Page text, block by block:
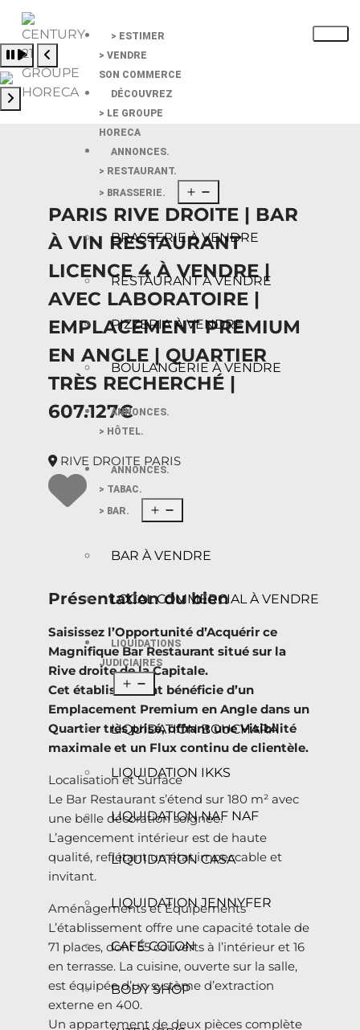
> ESTIMER
> VENDRE
SON COMMERCE
DÉCOUVREZ
> LE GROUPE
HORECA
ANNONCES.
> RESTAURANT.
> BRASSERIE.
BRASSERIE À VENDRE
RESTAURANT À VENDRE
PIZZERIA À VENDRE
BOULANGERIE À VENDRE
ANNONCES.
> HÔTEL.
ANNONCES.
> TABAC.
> BAR.
BAR À VENDRE
LOCAL COMMERCIAL À VENDRE
LIQUIDATIONS
JUDICIAIRES
LIQUIDATION BOUCHARA
LIQUIDATION IKKS
LIQUIDATION NAF NAF
LIQUIDATION CASA
LIQUIDATION JENNYFER
CAFÉ COTON
BODY SHOP
Pause slide rotation
Resume slide rotation
Previous slide
PARIS RIVE DROITE | BAR
À VIN RESTAURANT
LICENCE 4 À VENDRE |
AVEC LABORATOIRE |
EMPLACEMENT PREMIUM
EN ANGLE | QUARTIER
TRÈS RECHERCHÉ |
607.127€
RIVE DROITE PARIS
Présentation du bien
Saisissez l’Opportunité d’Acquérir ce
Magnifique Bar Restaurant situé sur la
Rive droite de la Capitale.
Cet établissement bénéficie d’un
Emplacement Premium en Angle dans un
Quartier très prisé, offrant une Visibilité
maximale et un Flux continu de clientèle.
Localisation et Surface
Le Bar Restaurant s’étend sur 180 m² avec
une belle décoration soignée.
L’agencement intérieur est de haute
qualité, reflétant un état impeccable et
invitant.
Aménagements et Équipements
L’établissement offre une capacité totale de
71 places, dont 55 couverts à l’intérieur et 16
en terrasse. La cuisine, ouverte sur la salle,
est équipée d’un système d’extraction
externe en 400.
Un appartement de deux pièces complète